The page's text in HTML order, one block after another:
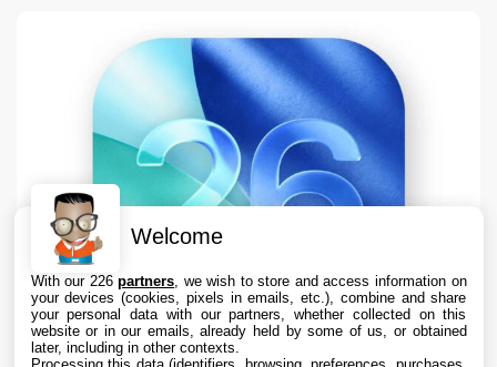
Welcome
With our 226partners , we wish to store and access information on
your devices (cookies, pixels in emails, etc.), combine and share
your personal data with our partners, whether collected on this
website or in our emails, already held by some of us, or obtained
later, including in other contexts.
Processing this data (identifiers, browsing, preferences, purchases,